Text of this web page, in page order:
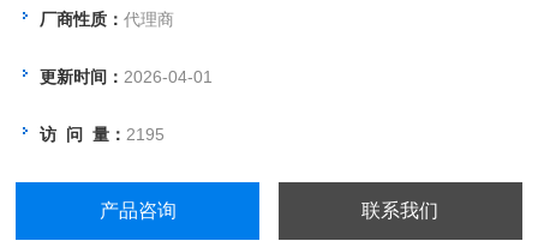
厂商性质：代理商
更新时间： 2026-04-01
访 问 量： 2195
产品咨询 联系我们